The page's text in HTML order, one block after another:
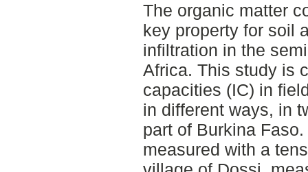
The organic matter
key property for soil
infiltration in the
Africa. This study is
capacities (IC) in
in different ways, in
part of Burkina
measured with a